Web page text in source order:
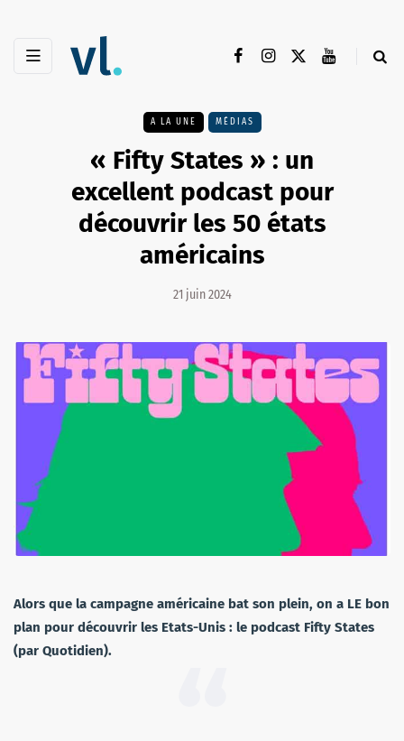
A LA UNE MÉDIAS
« Fifty States » : un
excellent podcast pour
découvrir les 50 états
américains
21 juin 2024
Alors que la campagne américaine bat son plein, on a LE bon
plan pour découvrir les Etats-Unis : le podcast Fifty States
(par Quotidien).